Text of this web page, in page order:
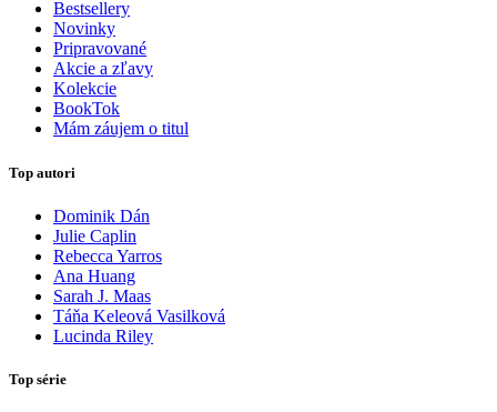
Bestsellery
Novinky
Pripravované
Akcie a zľavy
Kolekcie
BookTok
Mám záujem o titul
Top autori
Dominik Dán
Julie Caplin
Rebecca Yarros
Ana Huang
Sarah J. Maas
Táňa Keleová Vasilková
Lucinda Riley
Top série